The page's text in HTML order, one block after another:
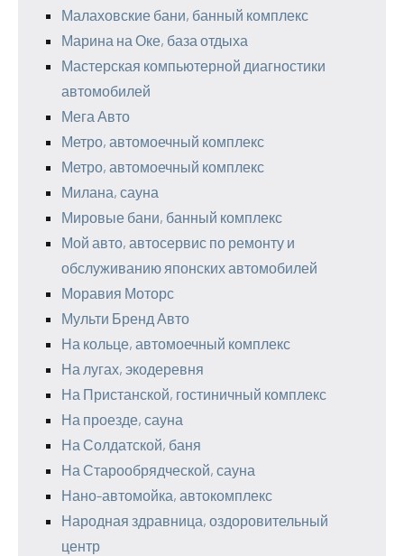
Малаховские бани, банный комплекс
Марина на Оке, база отдыха
Мастерская компьютерной диагностики
автомобилей
Мега Авто
Метро, автомоечный комплекс
Метро, автомоечный комплекс
Милана, сауна
Мировые бани, банный комплекс
Мой авто, автосервис по ремонту и
обслуживанию японских автомобилей
Моравия Моторс
Мульти Бренд Авто
На кольце, автомоечный комплекс
На лугах, экодеревня
На Пристанской, гостиничный комплекс
На проезде, сауна
На Солдатской, баня
На Старообрядческой, сауна
Нано-автомойка, автокомплекс
Народная здравница, оздоровительный
центр